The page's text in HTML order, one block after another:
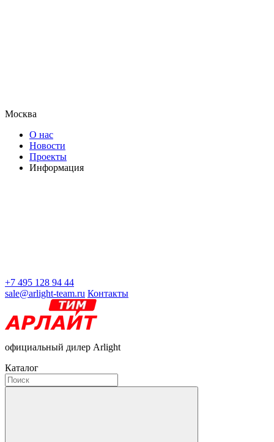
Москва
О нас
Новости
Проекты
Информация
+7 495 128 94 44
sale@arlight-team.ru Контакты
официальный дилер Arlight
Каталог